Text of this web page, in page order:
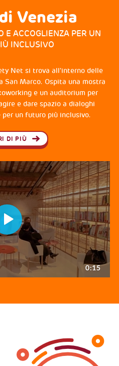
Venezia
E ACCOGLIENZA PER UN
INCLUSIVO
Net si trova all'interno delle
San Marco. Ospita una mostra
e un auditorium per
e dare spazio a dialoghi
un futuro più inclusivo.
DI PIÙ